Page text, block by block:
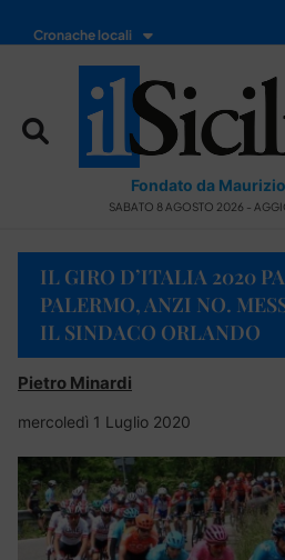
Cronache locali
Fondato da
SABATO 8 AGOSTO 2026 -
IL GIRO D’ITALIA 2020
PALERMO, ANZI NO.
IL SINDACO ORLANDO
Pietro Minardi
mercoledì 1 Luglio 2020